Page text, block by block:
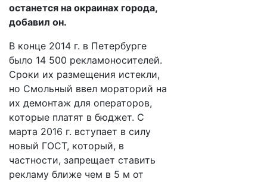
останется на окраинах города,
добавил он.
В конце 2014 г. в Петербурге
было 14 500 рекламоносителей.
Сроки их размещения истекли,
но Смольный ввел мораторий на
их демонтаж для операторов,
которые платят в бюджет. С
марта 2016 г. вступает в силу
новый ГОСТ, который, в
частности, запрещает ставить
рекламу ближе чем в 5 м от